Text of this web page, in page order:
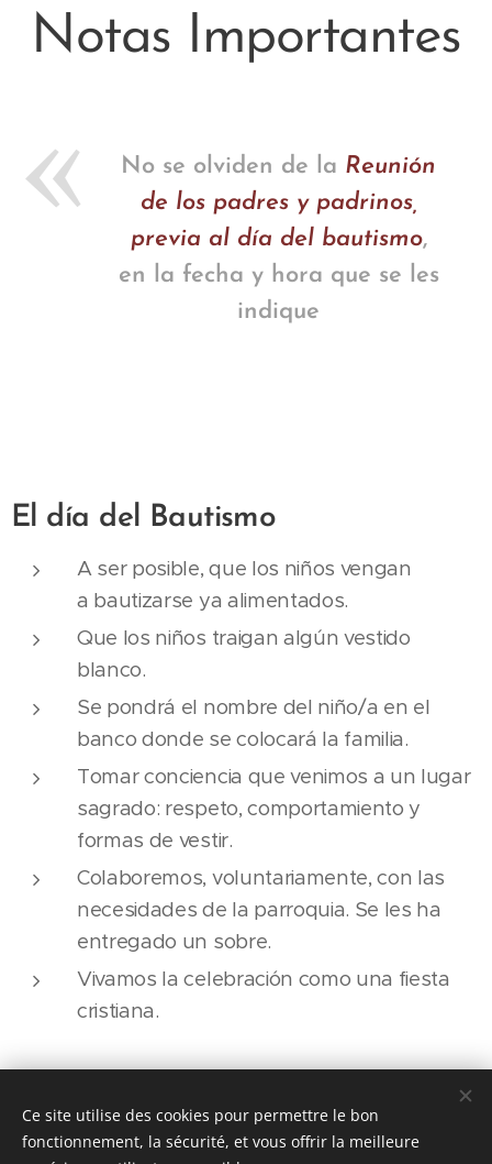
Notas Importantes
No se olviden de la Reunión
de los padres y padrinos,
previa al día del bautismo,
en la fecha y hora que se les
indique
El día del Bautismo
A ser posible, que los niños vengan
a bautizarse ya alimentados.
Que los niños traigan algún vestido
blanco.
Se pondrá el nombre del niño/a en el
banco donde se colocará la familia.
Tomar conciencia que venimos a un lugar
sagrado: respeto, comportamiento y
formas de vestir.
Colaboremos, voluntariamente, con las
necesidades de la parroquia. Se les ha
entregado un sobre.
Vivamos la celebración como una fiesta
cristiana.
© Parroquia San Fernando de Maspalomas. Avda. de Tejeda,
7. - 35100 San Fernando de Maspalomas 928 76 42 41
Ce site utilise des cookies pour permettre le bon
fonctionnement, la sécurité, et vous offrir la meilleure